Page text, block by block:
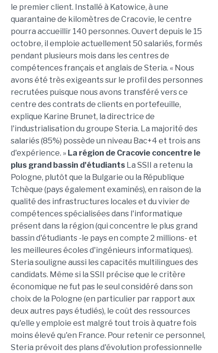
le premier client. Installé à Katowice, à une
quarantaine de kilomètres de Cracovie, le centre
pourra accueillir 140 personnes. Ouvert depuis le 15
octobre, il emploie actuellement 50 salariés, formés
pendant plusieurs mois dans les centres de
compétences français et anglais de Steria. « Nous
avons été très exigeants sur le profil des personnes
recrutées puisque nous avons transféré vers ce
centre des contrats de clients en portefeuille,
explique Karine Brunet, la directrice de
l'industrialisation du groupe Steria. La majorité des
salariés (85%) possède un niveau Bac+4 et trois ans
d'expérience. » La région de Cracovie concentre le
plus grand bassin d'étudiantsLa SSII a retenu la
Pologne, plutôt que la Bulgarie ou la République
Tchèque (pays également examinés), en raison de la
qualité des infrastructures locales et du vivier de
compétences spécialisées dans l'informatique
présent dans la région (qui concentre le plus grand
bassin d'étudiants -le pays en compte 2 millions- et
les meilleures écoles d'ingénieurs informatiques).
Steria souligne aussi les capacités multilingues des
candidats. Même si la SSII précise que le critère
économique ne fut pas le seul considéré dans son
choix de la Pologne (en particulier par rapport aux
deux autres pays étudiés), le coût des ressources
qu'elle y emploie est malgré tout trois à quatre fois
moins élevé qu'en France. Pour retenir ce personnel,
Steria prévoit des plans d'évolution professionnelle